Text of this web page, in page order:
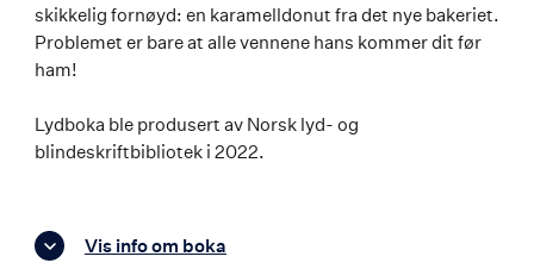
skikkelig fornøyd: en karamelldonut fra det nye bakeriet.
Problemet er bare at alle vennene hans kommer dit før
ham!
Lydboka ble produsert av Norsk lyd- og
blindeskriftbibliotek i 2022.
Vis info om boka